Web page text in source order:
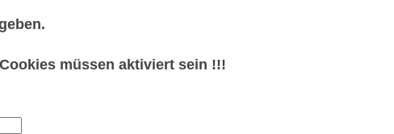
müssen aktiviert sein !!!